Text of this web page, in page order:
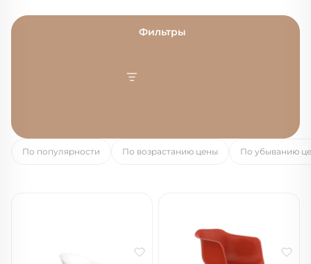
Фильтры
По популярности По возрастанию цены По убыванию